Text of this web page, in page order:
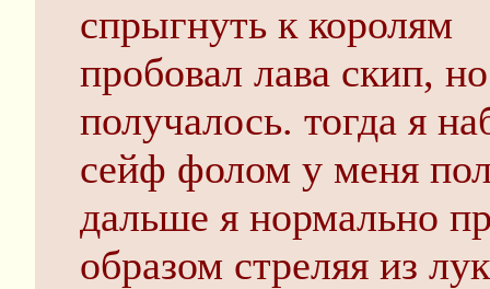
спрыгнуть к королям
пробовал лава скип,
получалось. тогда я
сейф фолом у меня
дальше я нормально
образом стреляя из